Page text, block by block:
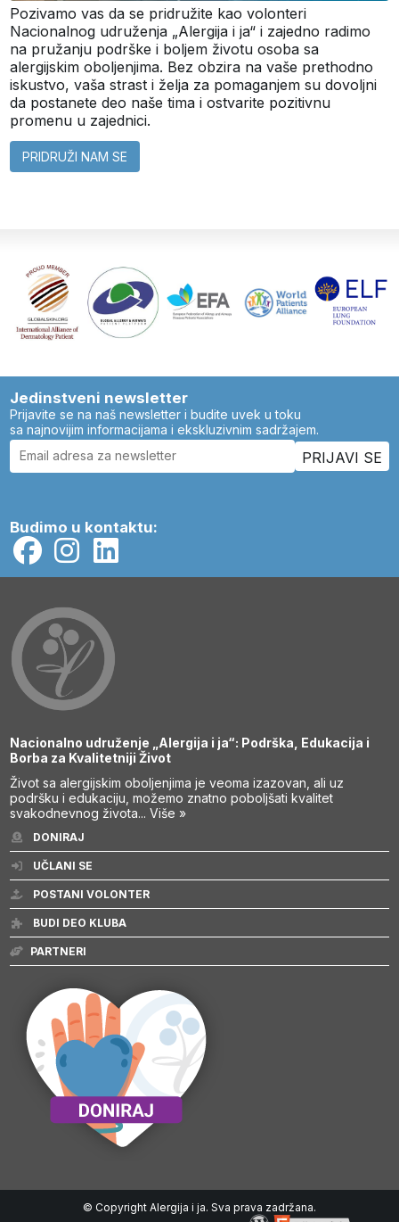
Pozivamo vas da se pridružite kao volonteri
Nacionalnog udruženja „Alergija i ja“ i zajedno radimo
na pružanju podrške i boljem životu osoba sa
alergijskim oboljenjima. Bez obzira na vaše prethodno
iskustvo, vaša strast i želja za pomaganjem su dovoljni
da postanete deo naše tima i ostvarite pozitivnu
promenu u zajednici.
PRIDRUŽI NAM SE
Jedinstveni newsletter
Prijavite se na naš newsletter i budite uvek u toku
sa najnovijim informacijama i ekskluzivnim sadržajem.
Budimo u kontaktu:
Nacionalno udruženje „Alergija i ja“: Podrška, Edukacija i
Borba za Kvalitetniji Život
Život sa alergijskim oboljenjima je veoma izazovan, ali uz
podršku i edukaciju, možemo znatno poboljšati kvalitet
svakodnevnog života...Više »
DONIRAJ
UČLANI SE
POSTANI VOLONTER
BUDI DEO KLUBA
PARTNERI
© Copyright Alergija i ja. Sva prava zadržana.